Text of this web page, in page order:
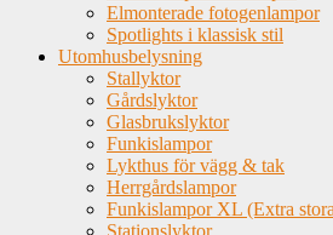
Elmonterade fotogenlampor
Spotlights i klassisk stil
Utomhusbelysning
Stallyktor
Gårdslyktor
Glasbrukslyktor
Funkislampor
Lykthus för vägg & tak
Herrgårdslampor
Funkislampor XL (Extra
Stationslyktor